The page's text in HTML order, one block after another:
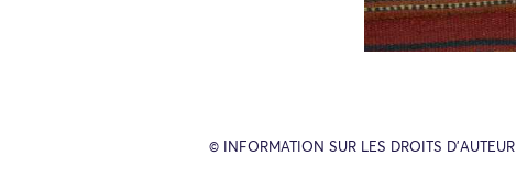
© INFORMATION SUR LES DROITS D’AUTEUR